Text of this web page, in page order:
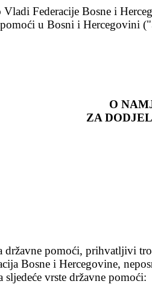
Vladi Federacije Bosne i
u Bosni i Hercegovini
O
ZA
državne pomoći, prihvatljivi
Bosne i Hercegovine,
sljedeće vrste državne pomoći: